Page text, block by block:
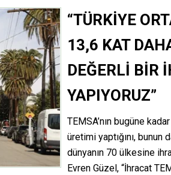
“TÜRKİYE
13,6 KAT
DEĞERLİ BİR
YAPIYORUZ”
TEMSA’nın bugüne
üretimi yaptığını, bunun
dünyanın 70 ülkesine
Evren Güzel, “İhracat